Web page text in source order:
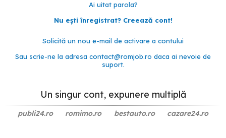
Ai uitat parola?
Nu ești înregistrat? Creează cont!
Solicită un nou e-mail de activare a contului
Sau scrie-ne la adresa contact@romjob.ro daca ai nevoie de
suport.
Un singur cont, expunere multiplă
publi24.ro romimo.ro bestauto.ro cazare24.ro